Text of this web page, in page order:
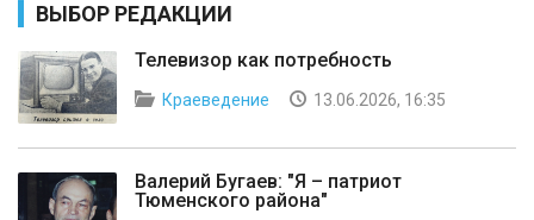
ВЫБОР РЕДАКЦИИ
Телевизор как потребность
Краеведение 13.06.2026, 16:35
Валерий Бугаев: "Я – патриот
Тюменского района"